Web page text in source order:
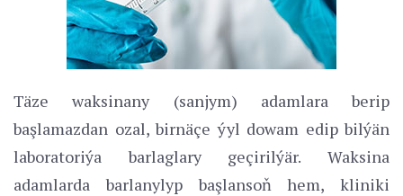
Täze waksinany (sanjym) adamlara berip
başlamazdan ozal, birnäçe ýyl dowam edip bilýän
laboratoriýa barlaglary geçirilýär. Waksina
adamlarda barlanylyp başlansoň hem, kliniki